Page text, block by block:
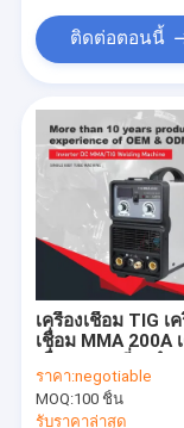
ติดต่อเรา
ช่างเชื่อม MIG
ช่างเชื่อม TIG
เครื่องเชื่อม
ช่างเชื่อม ARC
เครื่องตัดพลาส
ติดต่อตอนนี้
เครื่องเชื่อม TIG เ
เชื่อม MMA 200A เ
งานบัดกรี
ราคา:negotiable
MOQ:100 ชิ้น
รับราคาล่าสุด